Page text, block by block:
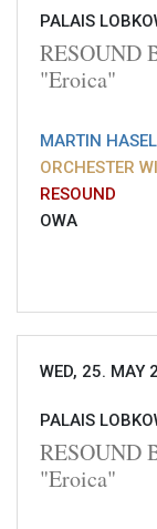
PALAIS
RESOUND
"Eroica"
MARTIN
ORCHESTER
RESOUND
OWA
WED, 25. MAY
PALAIS
RESOUND
"Eroica"